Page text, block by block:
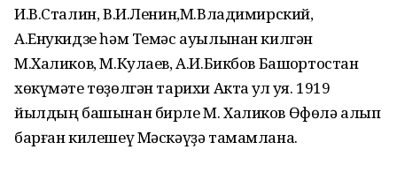
И.В.Сталин, В.И.Ленин,М.Владимирский,
А.Енукидзе һәм Темәс ауылынан килгән
М.Халиков, М.Кулаев, А.И.Бикбов Башҡортостан
хөкүмәте төҙөлгән тарихи Актҡа ҡул ҡуя. 1919
йылдың башынан бирле М. Халиков Өфөлә алып
барған килешеү Мәскәүҙә тамамлана.